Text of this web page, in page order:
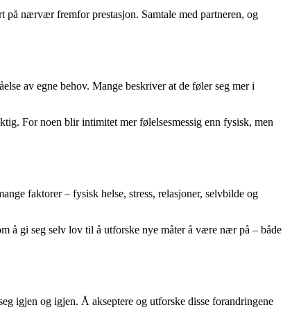
på nærvær fremfor prestasjon. Samtale med partneren, og
av egne behov. Mange beskriver at de føler seg mer i
For noen blir intimitet mer følelsesmessig enn fysisk, men
faktorer – fysisk helse, stress, relasjoner, selvbilde og
å gi seg selv lov til å utforske nye måter å være nær på – både
igjen og igjen. Å akseptere og utforske disse forandringene